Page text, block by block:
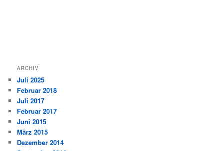
ARCHIV
Juli 2025
Februar 2018
Juli 2017
Februar 2017
Juni 2015
März 2015
Dezember 2014